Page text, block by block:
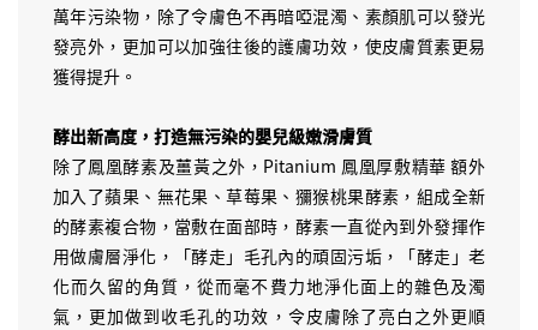
萬年污染物，除了令膚色不再暗啞混濁、素顏肌可以發光
發亮外，更加可以加強往後的護膚功效，使皮膚質素更易
獲得提升。
酵出新高度，打造無污染的嬰兒級嫩滑膚質
除了鳳凰酵素及薑黃之外，Pitanium 鳳凰厚敷精華 額外
加入了蘋果、無花果、草莓果、獼猴桃果酵素，組成全新
的酵素複合物，當敷在面部時，酵素一直從內到外發揮作
用做膚層淨化，「酵走」毛孔內的頑固污垢，「酵走」老
化而久留的角質，從而毫不費力地淨化面上的雜色及濁
氣，更加做到收毛孔的功效，令皮膚除了亮白之外更順